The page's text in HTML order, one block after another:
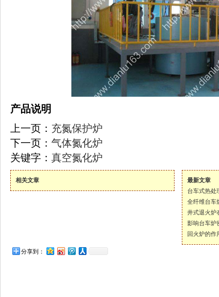
产品说明
上一页： 充氮保护炉
下一页： 气体氮化炉
关键字： 真空氮化炉
相关文章
最新文章
台车式热处
全纤维台车
井式退火炉
影响台车炉
回火炉的作
分享到：